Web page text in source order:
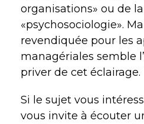
organisations» ou de la
«psychosociologie».
revendiquée pour les
managériales semble
priver de cet
Si le sujet vous
vous invite à écouter